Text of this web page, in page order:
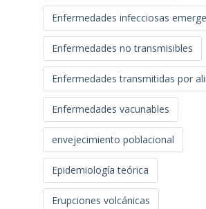
Enfermedades infecciosas
Enfermedades no transmisibles
Enfermedades transmitidas por
Enfermedades vacunables
envejecimiento poblacional
Epidemiología teórica
Erupciones volcánicas